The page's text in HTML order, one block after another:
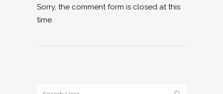
Sorry, the comment form is closed at this
time.